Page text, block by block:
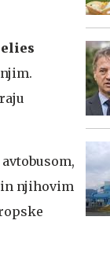
in njihovim